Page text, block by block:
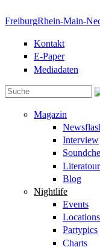
FreiburgRhein-Main-
Kontakt
E-Paper
Mediadaten
Magazin
Interview
Literatour
Blog
Nightlife
Events
Locations
Partypics
Charts